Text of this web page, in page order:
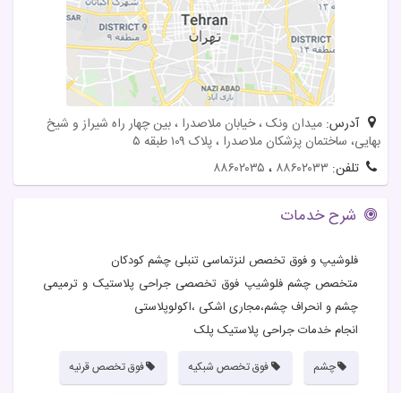
آدرس: میدان ونک ، خیابان ملاصدرا ، بین چهار راه شیراز و شیخ
بهایی، ساختمان پزشکان ملاصدرا ، پلاک ۱۰۹ طبقه ۵
تلفن: ۸۸۶۰۲۰۳۳ ، ۸۸۶۰۲۰۳۵
شرح خدمات
فلوشیپ و فوق تخصص لنزتماسی تنبلی چشم کودکان
متخصص چشم فلوشیپ فوق تخصصی جراحی پلاستیک و ترمیمی
چشم و انحراف چشم،مجاری اشکی ،اکولوپلاستی
انجام خدمات جراحی پلاستیک پلک
چشم فوق تخصص شبکیه فوق تخصص قرنیه